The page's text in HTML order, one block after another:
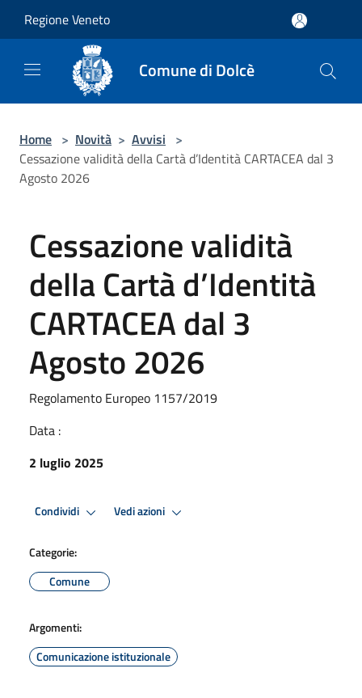
Regione Veneto
Comune di Dolcè
Home > Novità > Avvisi >
Cessazione validità della Cartà d’Identità CARTACEA dal 3
Agosto 2026
Cessazione validità
della Cartà d’Identità
CARTACEA dal 3
Agosto 2026
Regolamento Europeo 1157/2019
Data :
2 luglio 2025
Condividi Vedi azioni
Categorie:
Comune
Argomenti:
Comunicazione istituzionale